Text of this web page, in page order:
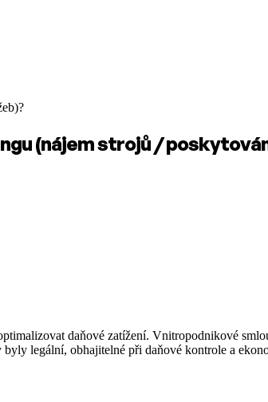
(nájem strojů /
daňové zatížení. Vnitropodnikové
legální, obhajitelné při daňové kontrole a